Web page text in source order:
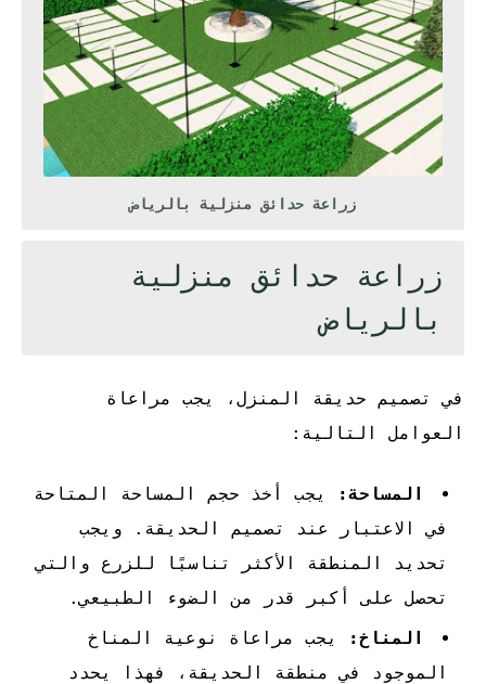
زراعة حدائق منزلية بالرياض
زراعة حدائق منزلية
بالرياض
في تصميم حديقة المنزل، يجب مراعاة
العوامل التالية:
المساحة:
يجب أخذ حجم المساحة المتاحة
في الاعتبار عند تصميم الحديقة. ويجب
تحديد المنطقة الأكثر تناسبًا للزرع والتي
تحصل على أكبر قدر من الضوء الطبيعي.
المناخ:
يجب مراعاة نوعية المناخ
الموجود في منطقة الحديقة، فهذا يحدد